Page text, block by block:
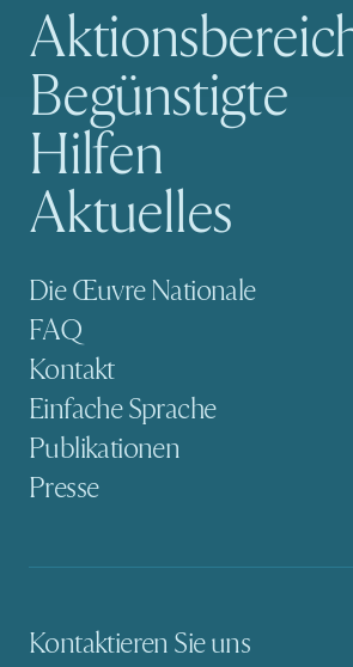
Hauptnavigation
Begünstigte
Hilfen
Aktuelles
Sekundäre Navigation
Die Œuvre Nationale
FAQ
Kontakt
Einfache Sprache
Publikationen
Presse
Kontaktieren Sie uns